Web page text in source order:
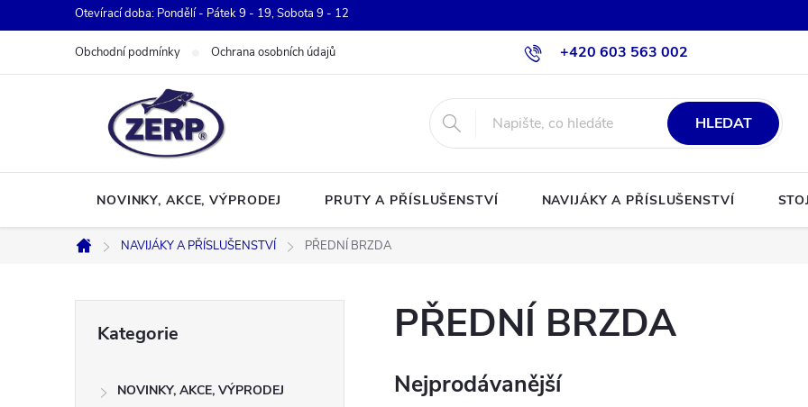
na
Otevírací doba: Pondělí - Pátek 9 - 19, Sobota 9 - 12
+420 603 563 002
Obchodní podmínky Ochrana osobních údajů
HLEDAT
NOVINKY, AKCE, VÝPRODEJ PRUTY A PŘÍSLUŠENSTVÍ NAVIJÁKY A PŘÍSLUŠENSTVÍ
Domů
NAVIJÁKY A PŘÍSLUŠENSTVÍ PŘEDNÍ BRZDA
kategorie
Kategorie
NOVINKY, AKCE, VÝPRODEJ
PŘEDNÍ BRZDA
Nejprodávanější